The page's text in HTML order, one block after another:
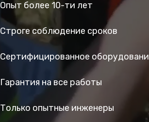
Опыт более 10-ти лет
Строге соблюдение сроков
Сертифицированное
Гарантия на все работы
Только опытные инженеры